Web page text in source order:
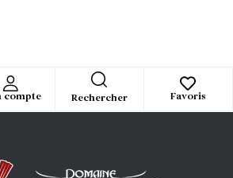
compte Rechercher Favoris